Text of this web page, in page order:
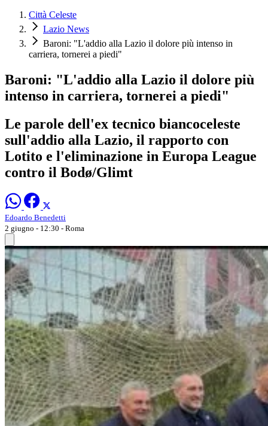
Città Celeste
Lazio News
Baroni: "L'addio alla Lazio il dolore più intenso in
carriera, tornerei a piedi"
Baroni: "L'addio alla Lazio il dolore più
intenso in carriera, tornerei a piedi"
Le parole dell'ex tecnico biancoceleste
sull'addio alla Lazio, il rapporto con
Lotito e l'eliminazione in Europa League
contro il Bodø/Glimt
Edoardo Benedetti
2 giugno - 12:30 - Roma